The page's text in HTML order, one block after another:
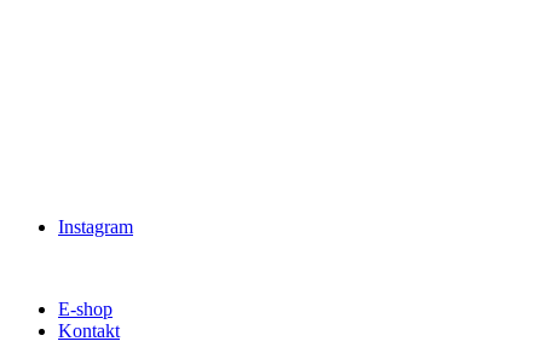
Instagram
E-shop
Kontakt